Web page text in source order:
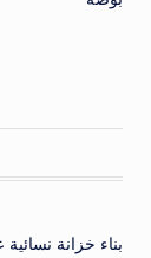
بناء خزانة